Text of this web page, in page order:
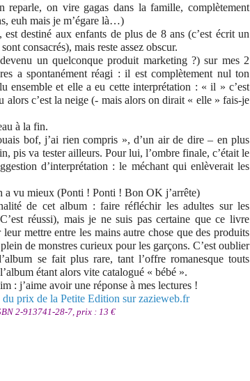
on vire gagas dans la famille, complètement
euh mais je m’égare là…)
destiné aux enfants de plus de 8 ans (c’est écrit un
consacrés), mais reste assez obscur.
un quelconque produit marketing ?) sur mes 2
a spontanément réagi : il est complètement nul ton
ensemble et elle a eu cette interprétation : « il » c’est
alors c’est la neige (- mais alors on dirait « elle » fais-je
à la fin.
bof, j’ai rien compris », d’un air de dire – en plus
pis va tester ailleurs. Pour lui, l’ombre finale, c’était le
d’interprétation : le méchant qui enlèverait les
a vu mieux (Ponti ! Ponti ! Bon OK j’arrête)
de cet album : faire réfléchir les adultes sur les
réussi), mais je ne suis pas certaine que ce livre
mettre entre les mains autre chose que des produits
de monstres curieux pour les garçons. C’est oublier
se fait plus rare, tant l’offre romanesque touts
étant alors vite catalogué « bébé ».
: j’aime avoir une réponse à mes lectures !
prix de la Petite Edition sur zazieweb.fr
2-913741-28-7, prix : 13 €